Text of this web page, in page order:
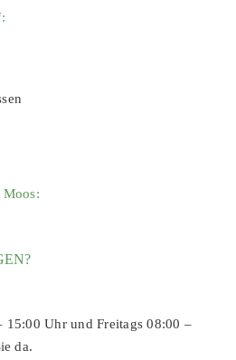
Moos:
15:00 Uhr und Freitags 08:00 –
da.